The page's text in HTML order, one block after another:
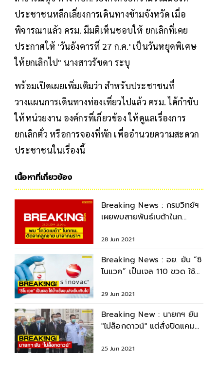
ประชาชนหลีกเลี่ยงการเดินทางข้ามจังหวัด เมื่อ
พิจารณาแล้ว ครม. มีมติเห็นชอบให้ ยกเลิกที่เคย
ประกาศให้ 'วันอังคารที่ 27 ก.ค.' เป็นวันหยุดพิเศษ
ให้ยกเลิกไป" นางสาวรัชดา ระบุ
พร้อมเปิดเผยเพิ่มเติมว่า สำหรับประชาชนทื่
วางแผนการเดินทางท่องเที่ยวไปแล้ว ครม. ได้กำชับ
ให้หน่วยงาน องค์กรที่เกี่ยวข้อง ให้ดูแลเรื่องการ
ยกเลิกตั๋ว หรือการจองที่พัก เพื่ออำนวยความสะดวก
ประชาชนในเรื่องนี้
เนื้อหาที่เกี่ยวข้อง
Breaking News : กรมวิทย์ฯ
เผยพบสายพันธ์เบต้าในก
28 Jun 2021
Breaking News : อย. ยัน “ซิ
โนแวค” เป็นเจล 110 ขวด ใช้
29 Jun 2021
Breaking New : นายกฯ ยัน
"ไม่ล็อกดาวน์" แต่สั่งปิดแคมป์
25 Jun 2021